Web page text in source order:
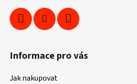
Informace pro vás
Jak nakupovat